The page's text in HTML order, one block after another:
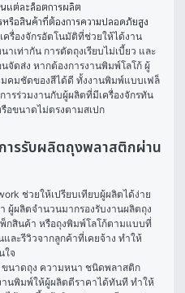
แต่ละล็อตการผลิต
รือสินค้าที่ต้องการความปลอดภัยสูง
รื่องจักรอัตโนมัติที่ช่วยให้ได้งาน
เท่ากัน การตัดถุงเรียบไม่เบี้ยว และ
จัดส่ง หากต้องการงานพิมพ์โลโก้ ผู้
คมชัดของสีได้ดี ทั้งงานพิมพ์แบบเฟล็
รร่วมงานกับผู้ผลิตที่มีเครื่องจักรทัน
อขนาดไม่ตรงตามสเปก
ารรับผลิตถุงพลาสติกผ่าน
ช่วยให้เปรียบเทียบผู้ผลิตได้ง่าย
ผู้ผลิตจำนวนมากรองรับงานผลิตถุง
พ็กสินค้า หรือถุงพิมพ์โลโก้ตามแบบที่
ละรีวิวจากลูกค้าที่เคยจ้าง ทำให้
ใจ
ขนาดถุง ความหนา ชนิดพลาสติก
นพิมพ์ให้ผู้ผลิตตีราคาได้ทันที ทำให้